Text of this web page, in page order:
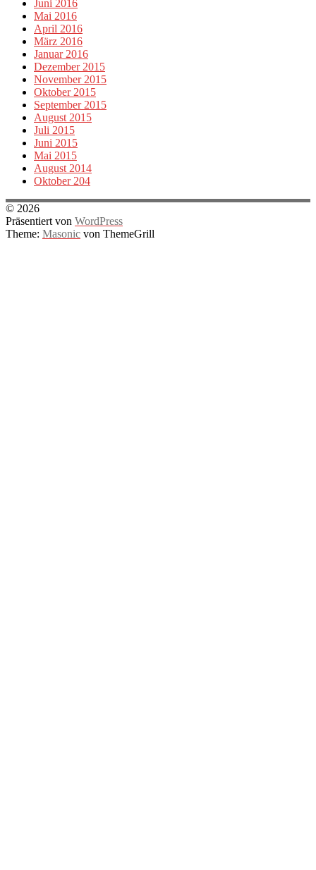
Juni 2016
Mai 2016
April 2016
März 2016
Januar 2016
Dezember 2015
November 2015
Oktober 2015
September 2015
August 2015
Juli 2015
Juni 2015
Mai 2015
August 2014
Oktober 204
© 2026
Präsentiert von WordPress
Theme: Masonic von ThemeGrill